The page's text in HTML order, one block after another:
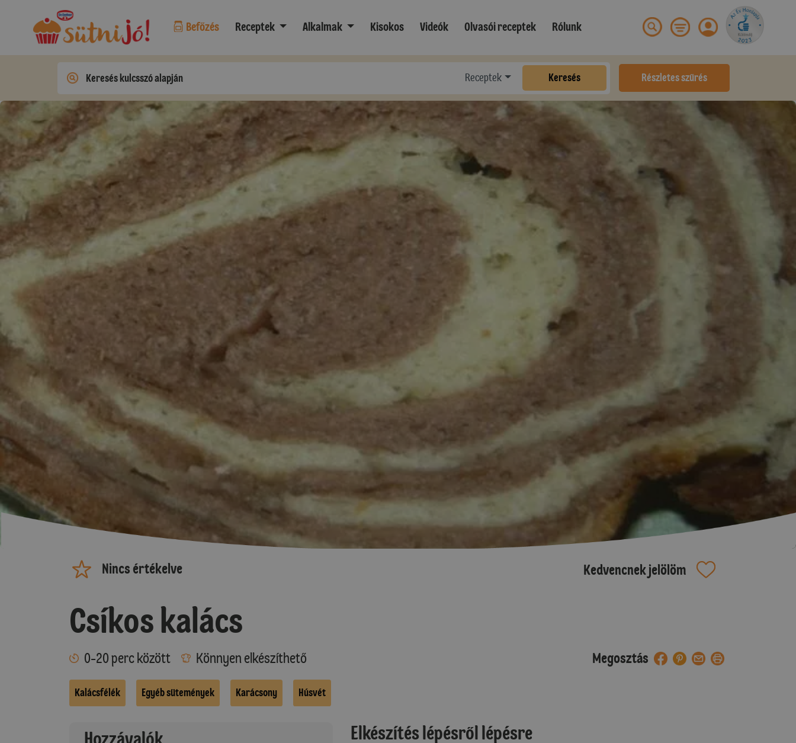
Befőzés Receptek Alkalmak Kisokos Videók Olvasói receptek Rólunk
Receptek Keresés Részletes szűrés
Nincs értékelve Kedvencnek jelölöm
Csíkos kalács
0-20 perc között Könnyen elkészíthető Megosztás
Kalácsfélék Egyéb sütemények Karácsony Húsvét
Elkészítés lépésről lépésre